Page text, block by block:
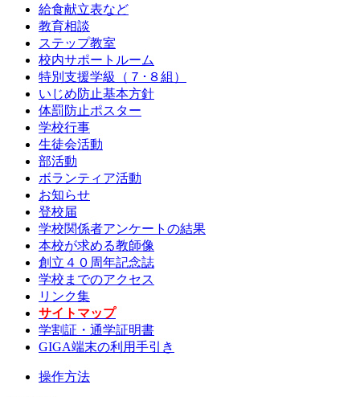
給食献立表など
教育相談
ステップ教室
校内サポートルーム
特別支援学級（７･８組）
いじめ防止基本方針
体罰防止ポスター
学校行事
生徒会活動
部活動
ボランティア活動
お知らせ
登校届
学校関係者アンケートの結果
本校が求める教師像
創立４０周年記念誌
学校までのアクセス
リンク集
サイトマップ
学割証・通学証明書
GIGA端末の利用手引き
操作方法